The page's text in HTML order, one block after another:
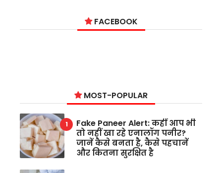
FACEBOOK
MOST-POPULAR
Fake Paneer Alert: कहीं आप भी
तो नहीं खा रहे एनालॉग पनीर?
जानें कैसे बनता है, कैसे पहचानें
और कितना सुरक्षित है